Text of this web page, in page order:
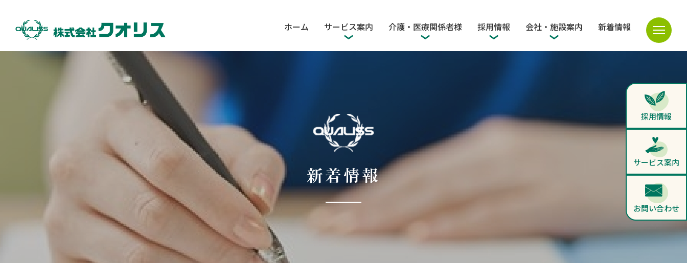
ホーム サービス案内 介護・医療関係者様 採用情報 会社・施設案内 新着情報
新着情報
採用情報
サービス案内
お問い合わせ